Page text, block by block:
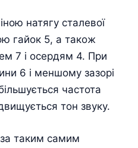
натягу сталевої
гайок 5, а також
7 і осердям 4. При
6 і меншому зазорі
частота
тон звуку.
за таким самим